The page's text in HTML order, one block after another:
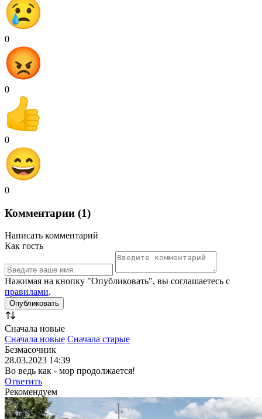
0
0
0
0
Комментарии (1)
Написать комментарий
Как гость
Нажимая на кнопку "Опубликовать", вы соглашаетесь с
правилами.
Сначала новые
Сначала новые Сначала старые
Безмасочник
28.03.2023 14:39
Во ведь как - мор продолжается!
Ответить
Рекомендуем